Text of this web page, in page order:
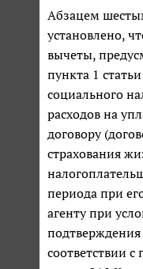
Абзацем
установлено,
вычеты,
пункта 1
социального
расходов на
договору
страхования
периода при
агенту при
подтверждения
соответствии